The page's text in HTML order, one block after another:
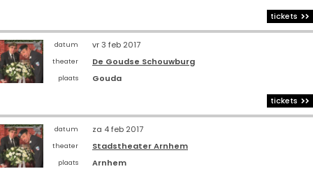
tickets
datum vr 3 feb 2017
theater De Goudse Schouwburg
plaats
Gouda
tickets
datum za 4 feb 2017
theater Stadstheater Arnhem
plaats
Arnhem